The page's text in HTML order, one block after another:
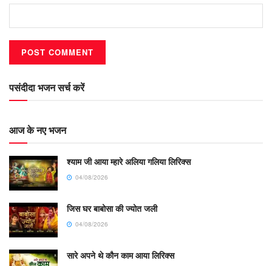
पसंदीदा भजन सर्च करें
आज के नए भजन
श्याम जी आया म्हारे अलिया गलिया लिरिक्स
04/08/2026
जिस घर बाबोसा की ज्योत जली
04/08/2026
सारे अपने थे कौन काम आया लिरिक्स